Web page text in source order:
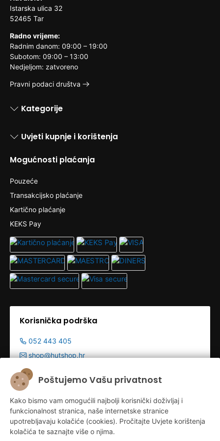
Poštujemo Vašu privatnost
Kako bismo vam omogućili najbolji korisnički doživljaj i
funkcionalnost stranica, naše internetske stranice
upotrebljavaju kolačiće (cookies). Pročitajte Uvjete korištenja
kolačića te saznajte više o njima.
Istarska ulica 32
52465 Tar
Radno vrijeme:
Radnim danom: 09:00 – 19:00
Subotom: 09:00 – 13:00
Nedjeljom: zatvoreno
Pravni podaci društva
Kategorije
Uvjeti kupnje i korištenja
Mogućnosti plaćanja
Pouzeće
Transakcijsko plaćanje
Kartično plaćanje
KEKS Pay
Korisnička podrška
052 443 405
shop@hutshop.hr
Radno vrijeme:
Pon - Pet 9:00-19:00h
Sub 9:00-13:00